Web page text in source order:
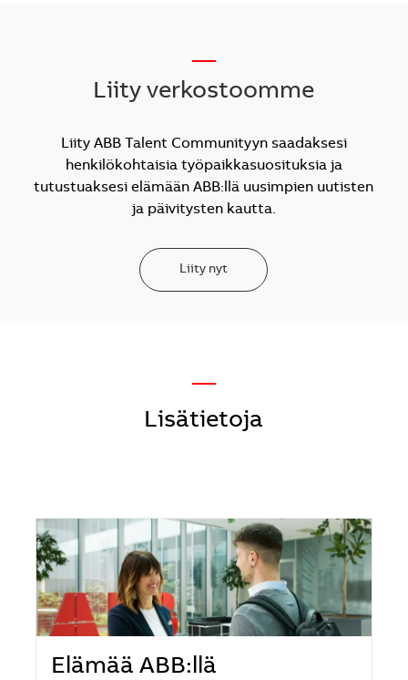
Liity verkostoomme
Liity ABB Talent Communityyn saadaksesi
henkilökohtaisia työpaikkasuosituksia ja
tutustuaksesi elämään ABB:llä uusimpien uutisten
ja päivitysten kautta.
Liity nyt
—
Lisätietoja
Elämää ABB:llä